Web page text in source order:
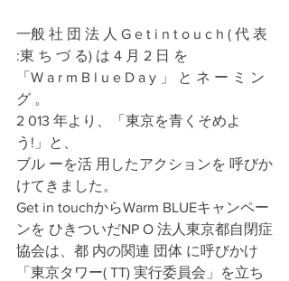
一般 社 団 法 人 G e t i n t o u c h ( 代 表
:東 ち づ る) は 4 月 2 日 を
「W a r m B l u e D a y 」 と ネ ー ミ ン
グ 。
2 013 年より、「東京を青くそめよ
う!」と、
ブル ーを活 用したアクションを 呼びか
けてきました。
Get in touchからWarm BLUEキャンペー
ンを ひきついだNP O 法人東京都自閉症
協会は、都 内の関連 団体 に呼びかけ
「東京タワー( TT) 実行委員会」を立ち